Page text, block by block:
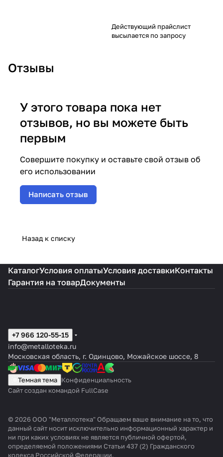
Действующий прайслист
высылается по запросу
Отзывы
У этого товара пока нет
отзывов, но вы можете быть
первым
Совершите покупку и оставьте свой отзыв об
его использовании
Написать отзыв
Назад к списку
КаталогУсловия оплатыУсловия доставкиКонтакты
Гарантия на товарДокументы
+7 966 120-55-15
info@metalloteka.ru
Московская область, г. Одинцово, Можайское шоссе, 8
Темная тема Конфиденциальность
Сайт создан командой FullCase
© 2026 ООО "Металлотека" Обращаем ваше внимание на то, что
данный сайт носит исключительно информационный характер и
ни при каких условиях не является публичной офертой,
определяемой положениями Статьи 437 (2) Гражданского
кодекса Российской Федерации.